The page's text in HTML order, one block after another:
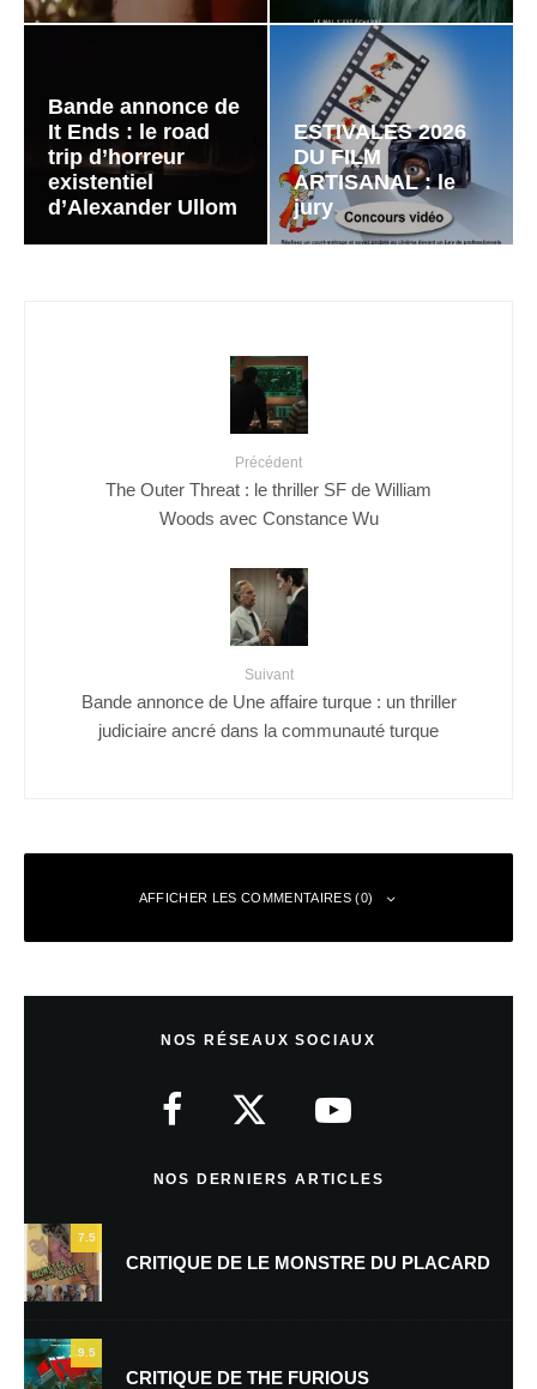
Bande annonce de
It Ends : le road
trip d’horreur
existentiel
d’Alexander Ullom
ESTIVALES 2026
DU FILM
ARTISANAL : le
jury
Précédent
The Outer Threat : le thriller SF de William
Woods avec Constance Wu
Suivant
Bande annonce de Une affaire turque : un thriller
judiciaire ancré dans la communauté turque
AFFICHER LES COMMENTAIRES (0)
NOS RÉSEAUX SOCIAUX
NOS DERNIERS ARTICLES
7.5
CRITIQUE DE LE MONSTRE DU PLACARD
9.5
CRITIQUE DE THE FURIOUS